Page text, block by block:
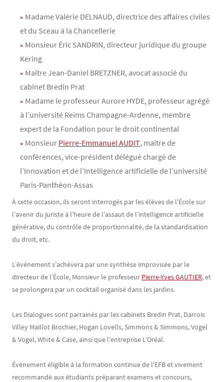
Madame Valérie DELNAUD, directrice des affaires civiles
et du Sceau à la Chancellerie
Monsieur Éric SANDRIN, directeur juridique du groupe
Kering
Maître Jean-Daniel BRETZNER, avocat associé du
cabinet Bredin Prat
Madame le professeur Aurore HYDE, professeur agrégé
à l’université Reims Champagne-Ardenne, membre
expert de la Fondation pour le droit continental
Monsieur Pierre-Emmanuel AUDIT, maître de
conférences, vice-président délégué chargé de
l’Innovation et de l’Intelligence artificielle de l’université
Paris-Panthéon-Assas
À cette occasion, ils seront interrogés par les élèves de l’École sur
l’avenir du juriste à l’heure de l’assaut de l’intelligence artificielle
générative, du contrôle de proportionnalité, de la standardisation
du droit, etc.
L’événement s’achèvera par une synthèse improvisée par le
directeur de l’École, Monsieur le professeur Pierre-Yves GAUTIER, et
se prolongera par un cocktail organisé dans les jardins.
Les Dialogues sont parrainés par les cabinets Bredin Prat, Darrois
Villey Maillot Brochier, Hogan Lovells, Simmons & Simmons, Vogel
& Vogel, White & Case, ainsi que l’entreprise L’Oréal.
Événement éligible à la formation continue de l’EFB et vivement
recommandé aux étudiants préparant examens et concours,